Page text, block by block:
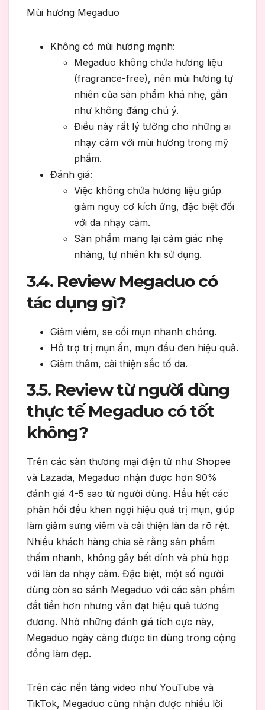
Mùi hương Megaduo
Không có mùi hương mạnh:
Megaduo không chứa hương liệu
(fragrance-free), nên mùi hương tự
nhiên của sản phẩm khá nhẹ, gần
như không đáng chú ý.
Điều này rất lý tưởng cho những ai
nhạy cảm với mùi hương trong mỹ
phẩm.
Đánh giá:
Việc không chứa hương liệu giúp
giảm nguy cơ kích ứng, đặc biệt đối
với da nhạy cảm.
Sản phẩm mang lại cảm giác nhẹ
nhàng, tự nhiên khi sử dụng.
3.4. Review Megaduo có
tác dụng gì?
Giảm viêm, se cồi mụn nhanh chóng.
Hỗ trợ trị mụn ẩn, mụn đầu đen hiệu quả.
Giảm thâm, cải thiện sắc tố da.
3.5. Review từ người dùng
thực tế Megaduo có tốt
không?
Trên các sàn thương mại điện tử như Shopee
và Lazada, Megaduo nhận được hơn 90%
đánh giá 4-5 sao từ người dùng. Hầu hết các
phản hồi đều khen ngợi hiệu quả trị mụn, giúp
làm giảm sưng viêm và cải thiện làn da rõ rệt.
Nhiều khách hàng chia sẻ rằng sản phẩm
thấm nhanh, không gây bết dính và phù hợp
với làn da nhạy cảm. Đặc biệt, một số người
dùng còn so sánh Megaduo với các sản phẩm
đắt tiền hơn nhưng vẫn đạt hiệu quả tương
đương. Nhờ những đánh giá tích cực này,
Megaduo ngày càng được tin dùng trong cộng
đồng làm đẹp.
Trên các nền tảng video như YouTube và
TikTok, Megaduo cũng nhận được nhiều lời